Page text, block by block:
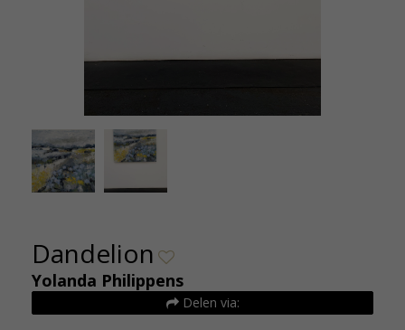
Dandelion
Yolanda Philippens
Delen via: